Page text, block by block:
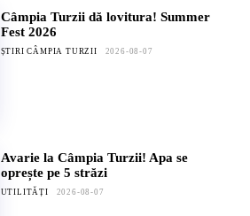
Câmpia Turzii dă lovitura! Summer
Fest 2026
ȘTIRI CÂMPIA TURZII 2026-08-07
Avarie la Câmpia Turzii! Apa se
oprește pe 5 străzi
UTILITĂȚI 2026-08-07